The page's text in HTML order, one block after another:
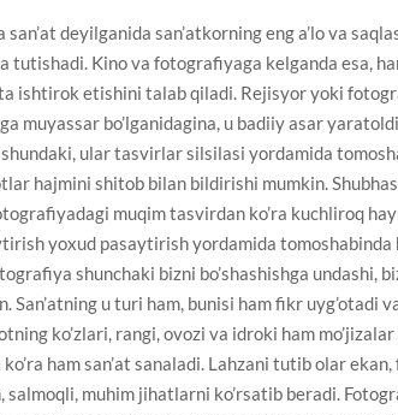
san’at deyilganida san’atkorning eng a’lo va
tutishadi. Kino va fotografiyaga kelganda esa,
ishtirok etishini talab qiladi. Rejisyor yoki
muyassar bo’lganidagina, u badiiy asar
ular tasvirlar silsilasi yordamida
hajmini shitob bilan bildirishi mumkin.
muqim tasvirdan ko’ra kuchliroq
yoxud pasaytirish yordamida
shunchaki bizni bo’shashishga undashi,
San’atning u turi ham, bunisi ham fikr
ko’zlari, rangi, ovozi va idroki ham
ko’ra ham san’at sanaladi. Lahzani tutib olar
salmoqli, muhim jihatlarni ko’rsatib beradi.